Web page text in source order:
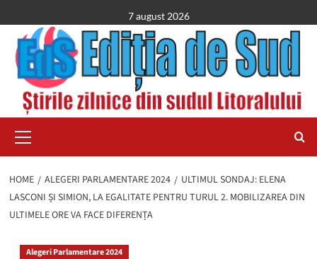
to
content
7 august 2026
Menu
HOME ALEGERI PARLAMENTARE 2024
ULTIMUL SONDAJ: ELENA
LASCONI ȘI SIMION, LA EGALITATE PENTRU TURUL 2. MOBILIZAREA DIN
ULTIMELE ORE VA FACE DIFERENȚA
Alegeri Parlamentare 2024